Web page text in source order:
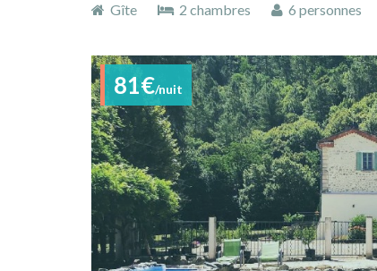
Gîte
2 chambres 6 personnes
81€/nuit